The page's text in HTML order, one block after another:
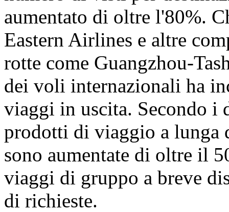
aumentato di oltre l'80%.
Eastern Airlines e altre
rotte come Guangzhou-
dei voli internazionali ha
viaggi in uscita. Secondo
prodotti di viaggio a lunga
sono aumentate di oltre il
viaggi di gruppo a breve
di richieste.